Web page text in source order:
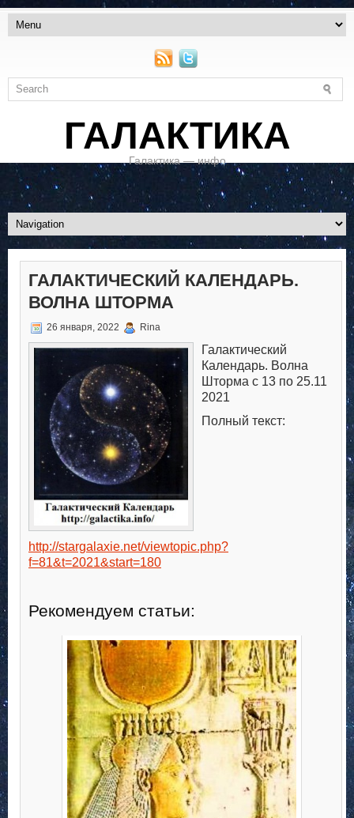
ГАЛАКТИКА
Галактика — инфо
ГАЛАКТИЧЕСКИЙ КАЛЕНДАРЬ.
ВОЛНА ШТОРМА
26 января, 2022 Rina
Галактический
Календарь. Волна
Шторма с 13 по 25.11
2021
Полный текст:
http://stargalaxie.net/viewtopic.php?
f=81&t=2021&start=180
Рекомендуем статьи: